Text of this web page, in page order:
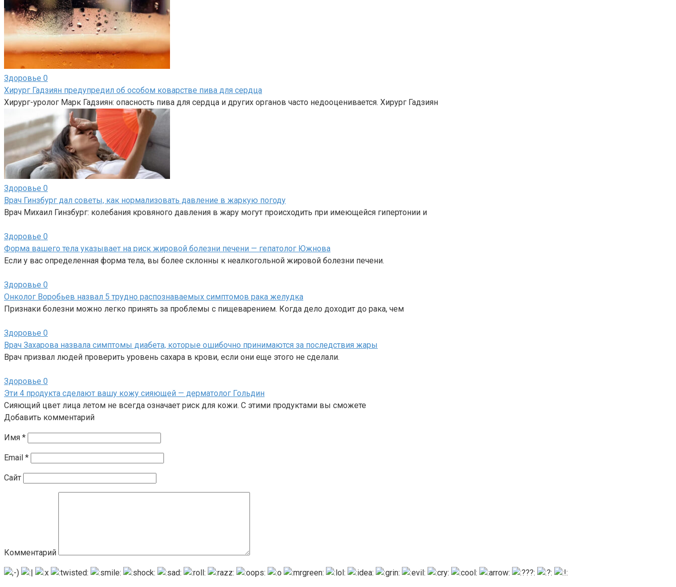
Здоровье 0
Хирург Гадзиян предупредил об особом коварстве пива для сердца
Хирург-уролог Марк Гадзиян: опасность пива для сердца и других органов часто недооценивается. Хирург Гадзиян
Здоровье 0
Врач Гинзбург дал советы, как нормализовать давление в жаркую погоду
Врач Михаил Гинзбург: колебания кровяного давления в жару могут происходить при имеющейся гипертонии и
Здоровье 0
Форма вашего тела указывает на риск жировой болезни печени — гепатолог Южнова
Если у вас определенная форма тела, вы более склонны к неалкогольной жировой болезни печени.
Здоровье 0
Онколог Воробьев назвал 5 трудно распознаваемых симптомов рака желудка
Признаки болезни можно легко принять за проблемы с пищеварением. Когда дело доходит до рака, чем
Здоровье 0
Врач Захарова назвала симптомы диабета, которые ошибочно принимаются за последствия жары
Врач призвал людей проверить уровень сахара в крови, если они еще этого не сделали.
Здоровье 0
Эти 4 продукта сделают вашу кожу сияющей — дерматолог Гольдин
Сияющий цвет лица летом не всегда означает риск для кожи. С этими продуктами вы сможете
Добавить комментарий
Имя *
Email *
Сайт
Комментарий